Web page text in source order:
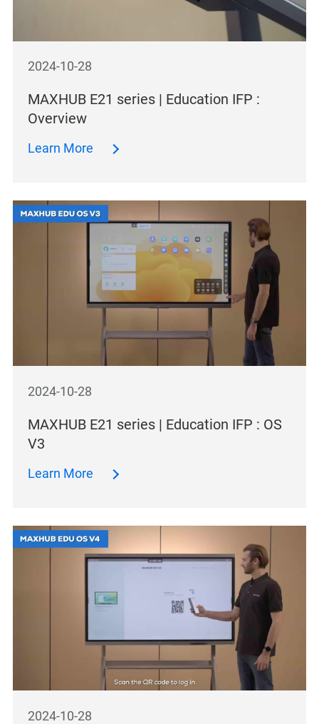
2024-10-28
MAXHUB E21 series | Education IFP :
Overview
Learn More
2024-10-28
MAXHUB E21 series | Education IFP : OS
V3
Learn More
2024-10-28